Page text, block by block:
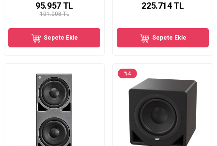
101.008 TL
95.957TL
Sepete Ekle
225.714TL
Sepete Ekle
%4